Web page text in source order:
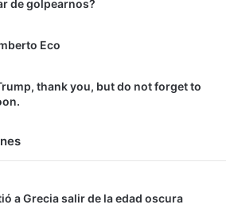
de golpearnos?
Eco
thank you, but do not forget to
a Grecia salir de la edad oscura